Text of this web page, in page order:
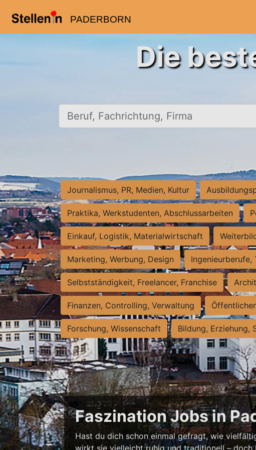
PADERBORN
Die
Beruf, Fachrichtung, Firma
Journalismus, PR, Medien, Kultur
Praktika, Werkstudenten, Abschlussarbeiten
Einkauf, Logistik, Materialwirtschaft
Marketing, Werbung, Design Ingenieurberufe,
Selbstständigkeit, Freelancer, Franchise
Finanzen, Controlling, Verwaltung
Forschung, Wissenschaft Bildung, Erziehung,
Faszination Jobs in
Hast du dich schon einmal gefragt, wie